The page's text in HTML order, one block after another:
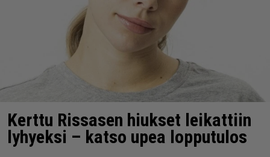
Kerttu Rissasen hiukset leikattiin
lyhyeksi – katso upea lopputulos